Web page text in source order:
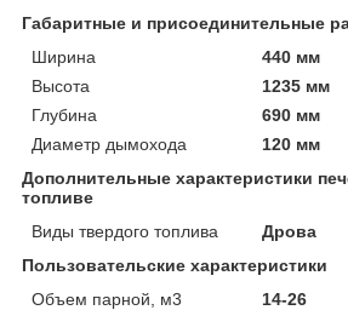
Габаритные и присоединительные
Ширина
440 мм
Высота
1235 мм
Глубина
690 мм
Диаметр дымохода
120 мм
Дополнительные характеристики
топливе
Виды твердого топлива
Дрова
Пользовательские характеристики
Объем парной, м3
14-26